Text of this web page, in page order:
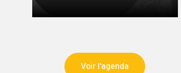
Voir l'agenda